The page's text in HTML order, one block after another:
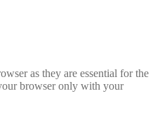
as they are essential for the
browser only with your